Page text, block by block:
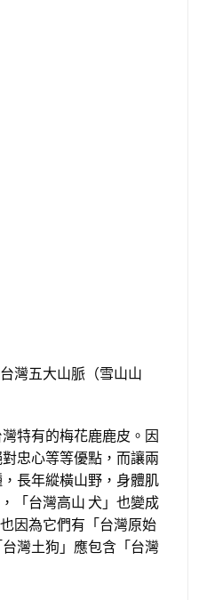
灣五大山脈（雪山山
特有的梅花鹿鹿皮。因
忠心等等優點，而讓兩
長年縱橫山野，身體肌
「台灣高山 犬」也變成
因為它們有「台灣原始
灣土狗」應包含「台灣